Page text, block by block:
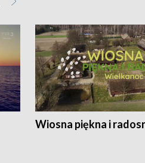
Wiosna piękna i